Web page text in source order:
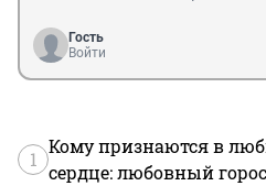
Гость
Войти
1
Кому признаются в
сердце: любовный